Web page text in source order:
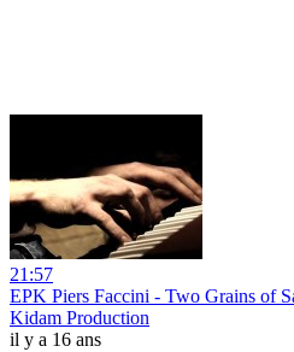
21:57
EPK Piers Faccini - Two Grains of
Kidam Production
il y a 16 ans